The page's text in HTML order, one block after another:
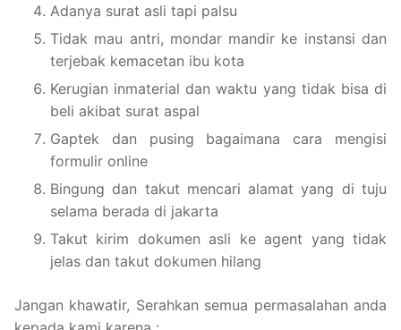
Adanya surat asli tapi palsu
Tidak mau antri, mondar mandir ke instansi dan
terjebak kemacetan ibu kota
Kerugian inmaterial dan waktu yang tidak bisa di
beli akibat surat aspal
Gaptek dan pusing bagaimana cara mengisi
formulir online
Bingung dan takut mencari alamat yang di tuju
selama berada di jakarta
Takut kirim dokumen asli ke agent yang tidak
jelas dan takut dokumen hilang
Jangan khawatir, Serahkan semua permasalahan anda